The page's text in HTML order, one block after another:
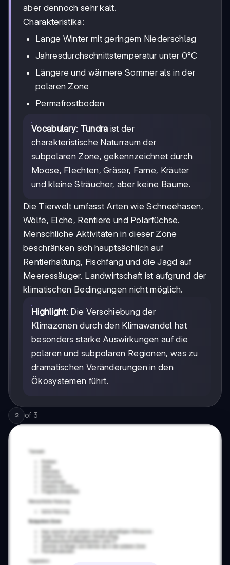
aber dennoch sehr kalt.
Charakteristika:
Lange Winter mit geringem Niederschlag
Jahresdurchschnittstemperatur unter 0°C
Längere und wärmere Sommer als in der
polaren Zone
Permafrostboden
Vocabulary: Tundra ist der
charakteristische Naturraum der
subpolaren Zone, gekennzeichnet durch
Moose, Flechten, Gräser, Farne, Kräuter
und kleine Sträucher, aber keine Bäume.
Die Tierwelt umfasst Arten wie Schneehasen,
Wölfe, Elche, Rentiere und Polarfüchse.
Menschliche Aktivitäten in dieser Zone
beschränken sich hauptsächlich auf
Rentierhaltung, Fischfang und die Jagd auf
Meeressäuger. Landwirtschaft ist aufgrund der
klimatischen Bedingungen nicht möglich.
Highlight: Die Verschiebung der
Klimazonen durch den Klimawandel hat
besonders starke Auswirkungen auf die
polaren und subpolaren Regionen, was zu
dramatischen Veränderungen in den
Ökosystemen führt.
2 of 3